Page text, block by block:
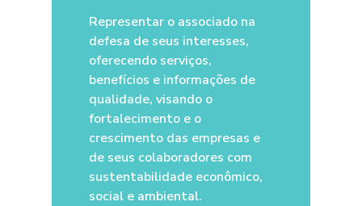
Representar o associado na
defesa de seus interesses,
oferecendo serviços,
benefícios e informações de
qualidade, visando o
fortalecimento e o
crescimento das empresas e
de seus colaboradores com
sustentabilidade econômico,
social e ambiental.